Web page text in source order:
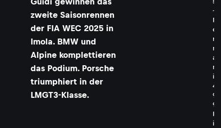
zweite Saisonrennen
der FIA WEC 2025 in
Imola. BMW und
Alpine komplettieren
das Podium. Porsche
triumphiert in der
LMGT3-Klasse.
-
F
e
r
r
a
r
i
4
9
9
P
i